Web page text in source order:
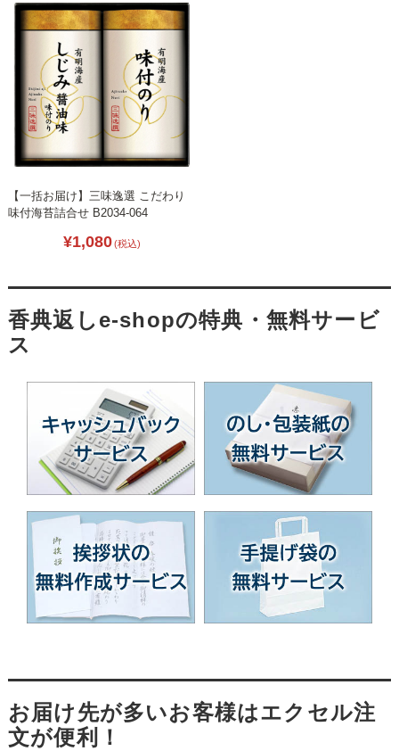
【一括お届け】三味逸選 こだわり
味付海苔詰合せ B2034-064
¥1,080(税込)
香典返しe-shopの特典・無料サービ
ス
お届け先が多いお客様はエクセル注
文が便利！